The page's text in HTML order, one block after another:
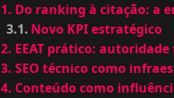
1. Do ranking à citação: a
Novo KPI estratégico
2. EEAT prático:
3. SEO técnico como
4. Conteúdo como